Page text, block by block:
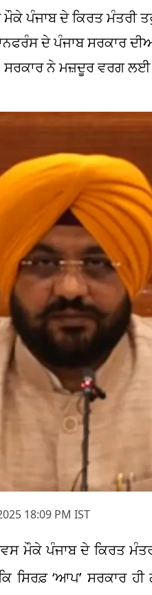
ਪੰਜਾਬ ਦੇ ਕਿਰਤ ਮੰਤਰੀ
ਦੇ ਪੰਜਾਬ ਸਰਕਾਰ
ਸਰਕਾਰ ਨੇ ਮਜ਼ਦੂਰ ਵਰਗ
18:09 PM IST
ਮੌਕੇ ਪੰਜਾਬ ਦੇ ਕਿਰਤ
‘ਆਪ’ ਸਰਕਾਰ